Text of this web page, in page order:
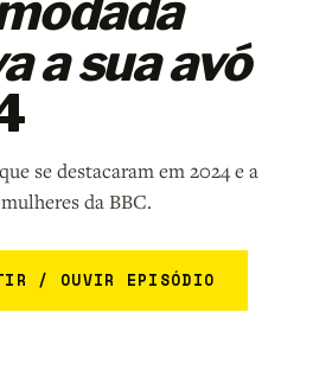
a sua avó
se destacaram em 2024 e a
da BBC.
/ OUVIR EPISÓDIO